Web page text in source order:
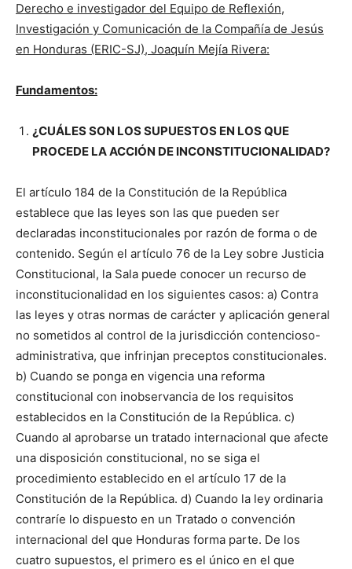
Derecho e investigador del Equipo de Reflexión,
Investigación y Comunicación de la Compañía de Jesús
en Honduras (ERIC-SJ), Joaquín Mejía Rivera:
Fundamentos:
¿CUÁLES SON LOS SUPUESTOS EN LOS QUE
PROCEDE LA ACCIÓN DE INCONSTITUCIONALIDAD?
El artículo 184 de la Constitución de la República
establece que las leyes son las que pueden ser
declaradas inconstitucionales por razón de forma o de
contenido. Según el artículo 76 de la Ley sobre Justicia
Constitucional, la Sala puede conocer un recurso de
inconstitucionalidad en los siguientes casos: a) Contra
las leyes y otras normas de carácter y aplicación general
no sometidos al control de la jurisdicción contencioso-
administrativa, que infrinjan preceptos constitucionales.
b) Cuando se ponga en vigencia una reforma
constitucional con inobservancia de los requisitos
establecidos en la Constitución de la República. c)
Cuando al aprobarse un tratado internacional que afecte
una disposición constitucional, no se siga el
procedimiento establecido en el artículo 17 de la
Constitución de la República. d) Cuando la ley ordinaria
contraríe lo dispuesto en un Tratado o convención
internacional del que Honduras forma parte. De los
cuatro supuestos, el primero es el único en el que